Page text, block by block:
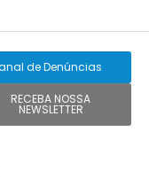
de Denúncias
RECEBA NOSSA
NEWSLETTER